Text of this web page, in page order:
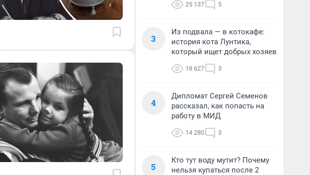
25 137 5
3
Из подвала — в котокафе:
история кота Лунтика,
который ищет добрых хозяев
18 627 3
4
Дипломат Сергей Семенов
рассказал, как попасть на
работу в МИД
14 280 3
5
Кто тут воду мутит? Почему
нельзя купаться после 2